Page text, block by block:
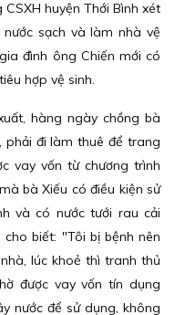
huyện Thới Bình xét
sạch và làm nhà vệ
đình ông Chiến mới có
hợp vệ sinh.
hàng ngày chồng bà
phải đi làm thuê để trang
vay vốn từ chương trình
bà Xiếu có điều kiện sử
và có nước tưới rau cải
biết: "Tôi bị bệnh nên
lúc khoẻ thì tranh thủ
được vay vốn tín dụng
nước để sử dụng, không